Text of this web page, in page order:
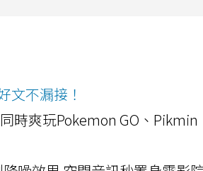
文不漏接！
時爽玩Pokemon GO、Pikmin